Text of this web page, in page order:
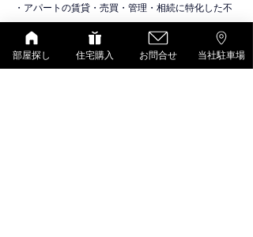
・アパートの賃貸・売買・管理・相続に特化した不
物件紹介
D-room（大和ハウス）
部屋探し 住宅購入 お問合せ 当社駐車場